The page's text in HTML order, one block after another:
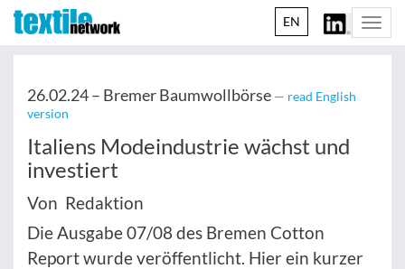
EN
26.02.24 – Bremer Baumwollbörse — read English
version
Italiens Modeindustrie wächst und
investiert
Von Redaktion
Die Ausgabe 07/08 des Bremen Cotton
Report wurde veröffentlicht. Hier ein kurzer